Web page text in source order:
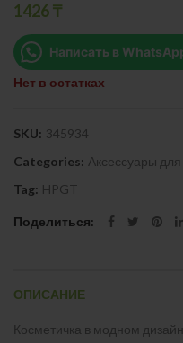
1426₸
Написать в
Нет в остатках
SKU: 345934
Categories: Аксессуары
Tag: HPGT
Поделиться
ОПИСАНИЕ
Косметичка в модном